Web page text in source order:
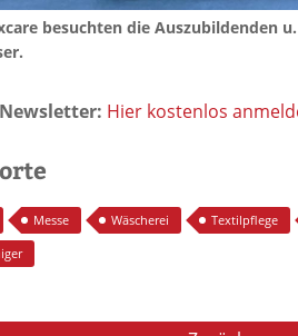
besuchten die Auszubildenden
Hier kostenlos
Messe Wäscherei Textilpflege